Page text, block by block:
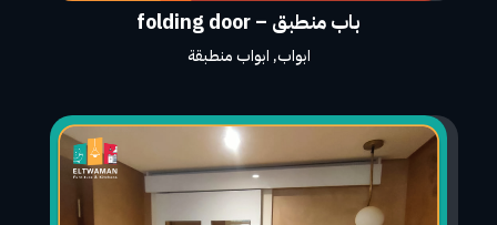
باب منطبق – folding door
ابواب,ابواب منطبقة